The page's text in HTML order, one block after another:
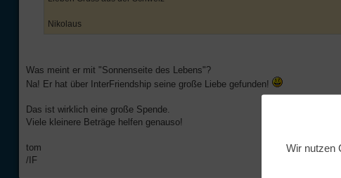
Nikolaus
Was meint er mit "Sonnenseite des Lebens"?
Na! Er hat über InterFriendship seine große Liebe gefunden!
Das ist wirklich eine große Spende.
Viele kleinere Beträge helfen genauso!
tom
/IF
Wir nutzen